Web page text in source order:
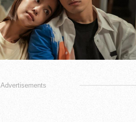
Advertisements